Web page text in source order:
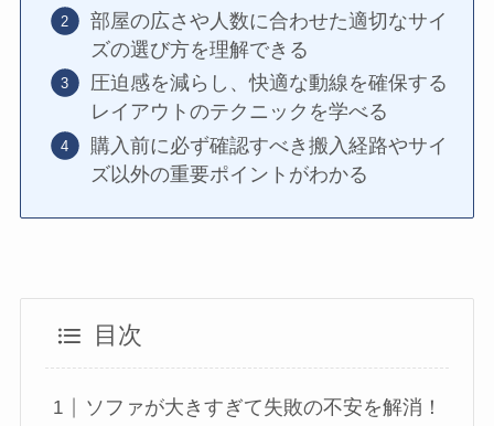
部屋の広さや人数に合わせた適切なサイ
ズの選び方を理解できる
圧迫感を減らし、快適な動線を確保する
レイアウトのテクニックを学べる
購入前に必ず確認すべき搬入経路やサイ
ズ以外の重要ポイントがわかる
目次
ソファが大きすぎて失敗の不安を解消！